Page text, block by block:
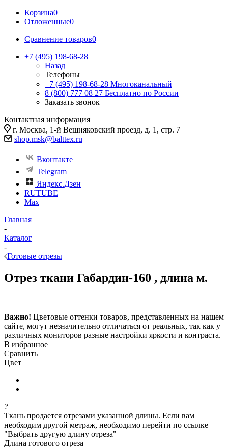
Корзина0
Отложенные0
Сравнение товаров0
+7 (495) 198-68-28
Назад
Телефоны
+7 (495) 198-68-28 Многоканальный
8 (800) 777 08 27 Бесплатно по России
Заказать звонок
Контактная информация
г. Москва, 1-й Вешняковский проезд, д. 1, стр. 7
shop.msk@balttex.ru
Вконтакте
Telegram
Яндекс.Дзен
RUTUBE
Max
Главная
-
Каталог
-
Готовые отрезы
Отрез ткани Габардин-160 , длина м.
Важно! Цветовые оттенки товаров, представленных на нашем
сайте, могут незначительно отличаться от реальных, так как у
различных мониторов разные настройки яркости и контраста.
В избранное
Сравнить
Цвет
?
Ткань продается отрезами указанной длины. Если вам
необходим другой метраж, необходимо перейти по ссылке
"Выбрать другую длину отреза"
Длина готового отреза